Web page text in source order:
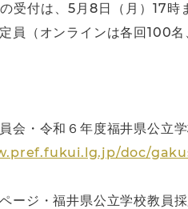
受付は、5月8日（月）17
員（オンラインは各回100
会・令和６年度福井県公立
doc/
ージ・福井県公立学校教員